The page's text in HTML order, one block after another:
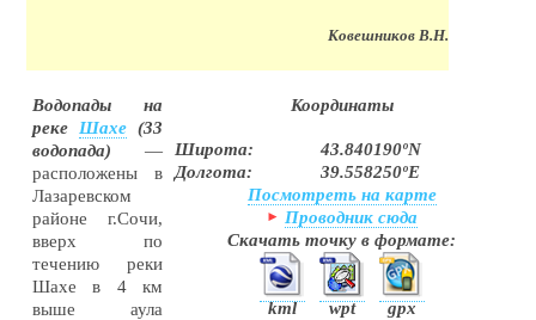
Ковешников В.Н.
Координаты
Широта:
43.840190ºN
Долгота:
39.558250ºE
Посмотреть на карте
Проводник сюда
Скачать точку в формате:
kml wpt gpx
Водопады на
реке Шахе (33
водопада) —
расположены в
Лазаревском
районе г.Сочи,
вверх по
течению реки
Шахе в 4 км
выше аула